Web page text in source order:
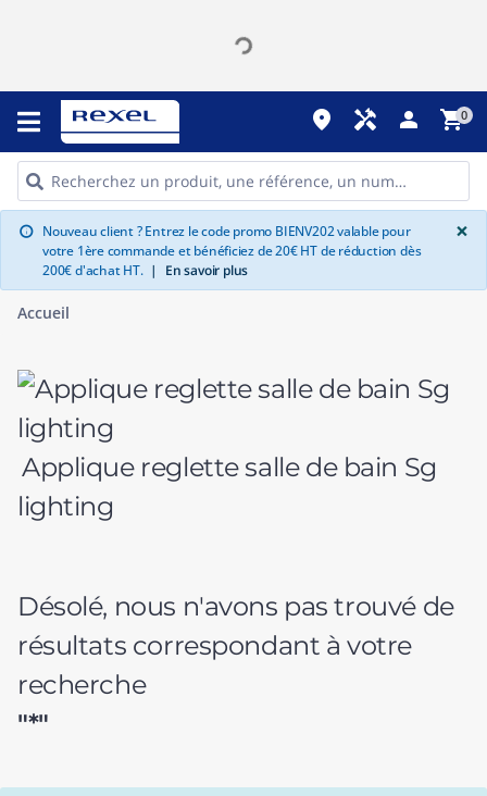
place handyman person shopping_cart0
info Nouveau client ? Entrez le code promo BIENV202 valable pour
votre 1ère commande et bénéficiez de 20€ HT de réduction dès
200€ d'achat HT. | En savoir plus
×
Accueil
Applique reglette salle de bain Sg
lighting
Désolé, nous n'avons pas trouvé de
résultats correspondant à votre
recherche
"*"